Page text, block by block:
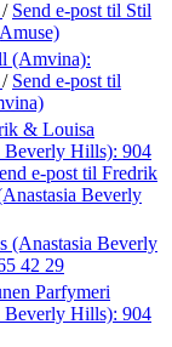
/ Send e-post til Stil
(Amvina):
/ Send e-post til
& Louisa
Beverly Hills): 904
e-post til Fredrik
Beverly
(Anastasia Beverly
42 29
Parfymeri
Beverly Hills): 904